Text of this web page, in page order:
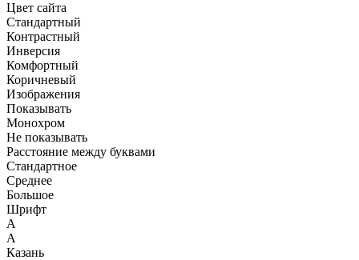
Цвет сайта
Стандартный
Контрастный
Инверсия
Комфортный
Коричневый
Изображения
Показывать
Монохром
Не показывать
Расстояние между буквами
Стандартное
Среднее
Большое
Шрифт
А
А
Казань